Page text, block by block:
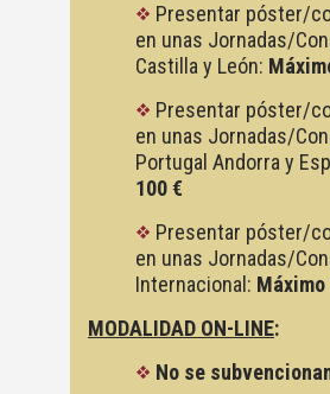
Presentar póster/
en unas Jornadas/
Castilla y León:
Presentar póster/
en unas Jornadas/
Portugal Andorra y
100 €
Presentar póster/
en unas Jornadas/
Internacional: Máximo
MODALIDAD ON-LINE:
No se